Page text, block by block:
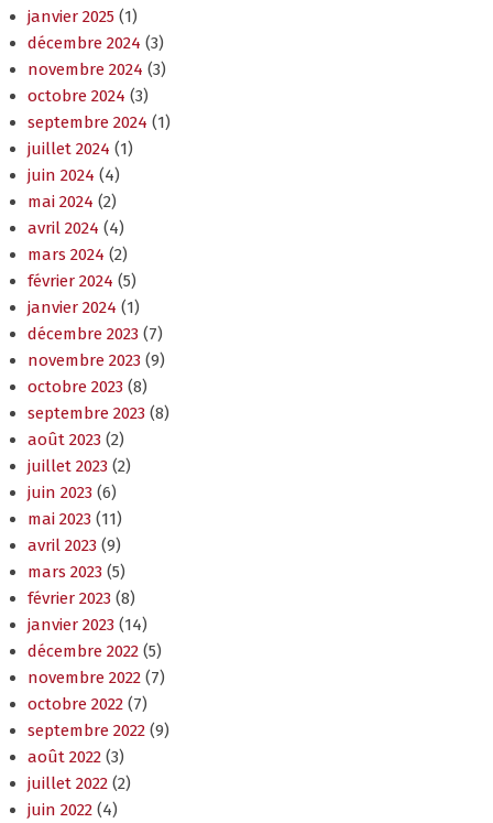
novembre 2024
octobre 2024(3)
septembre 2024 (1)
juillet 2024(1)
juin 2024(4)
mai 2024(2)
avril 2024 (4)
mars 2024(2)
février 2024(5)
janvier 2024(1)
décembre 2023
novembre 2023
octobre 2023(8)
septembre 2023 (8)
août 2023(2)
juillet 2023(2)
juin 2023(6)
mai 2023(11)
avril 2023 (9)
mars 2023(5)
février 2023(8)
janvier 2023(14)
décembre 2022
novembre 2022(7)
octobre 2022(7)
septembre 2022 (9)
août 2022(3)
juillet 2022(2)
juin 2022(4)
mai 2022(1)
avril 2022 (3)